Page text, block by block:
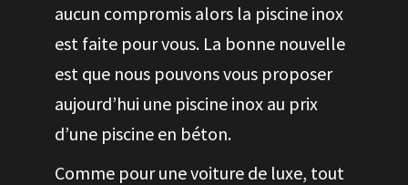
aucun compromis alors la piscine inox
est faite pour vous. La bonne nouvelle
est que nous pouvons vous proposer
aujourd’hui une piscine inox au prix
d’une piscine en béton.
Comme pour une voiture de luxe, tout